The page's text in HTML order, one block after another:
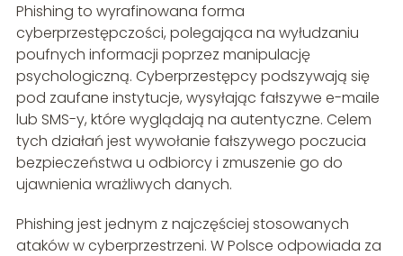
Phishing to wyrafinowana forma
cyberprzestępczości, polegająca na wyłudzaniu
poufnych informacji poprzez manipulację
psychologiczną. Cyberprzestępcy podszywają się
pod zaufane instytucje, wysyłając fałszywe e-maile
lub SMS-y, które wyglądają na autentyczne. Celem
tych działań jest wywołanie fałszywego poczucia
bezpieczeństwa u odbiorcy i zmuszenie go do
ujawnienia wrażliwych danych.
Phishing jest jednym z najczęściej stosowanych
ataków w cyberprzestrzeni. W Polsce odpowiada za